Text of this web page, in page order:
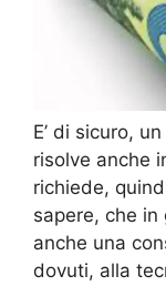
E’ di sicuro,
risolve anche
richiede,
sapere, che
anche una
dovuti, alla